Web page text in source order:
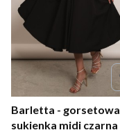
Barletta - gorsetowa
sukienka midi czarna